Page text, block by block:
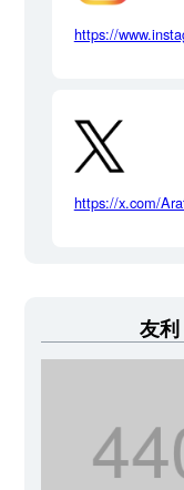
https://
https://x.com/
友